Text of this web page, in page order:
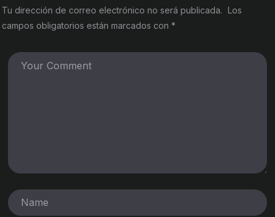
Tu dirección de correo electrónico no será publicada. Los
campos obligatorios están marcados con *